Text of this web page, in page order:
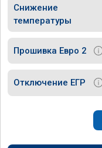
Снижение
температуры
Прошивка Евро 2
Отключение ЕГР